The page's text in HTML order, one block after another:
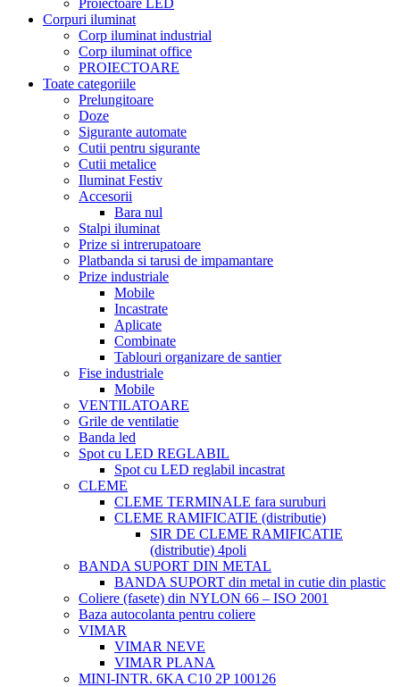
Proiectoare LED
Corpuri iluminat
Corp iluminat industrial
Corp iluminat office
PROIECTOARE
Toate categoriile
Prelungitoare
Doze
Sigurante automate
Cutii pentru sigurante
Cutii metalice
Iluminat Festiv
Accesorii
Bara nul
Stalpi iluminat
Prize si intrerupatoare
Platbanda si tarusi de impamantare
Prize industriale
Mobile
Incastrate
Aplicate
Combinate
Tablouri organizare de santier
Fise industriale
Mobile
VENTILATOARE
Grile de ventilatie
Banda led
Spot cu LED REGLABIL
Spot cu LED reglabil incastrat
CLEME
CLEME TERMINALE fara suruburi
CLEME RAMIFICATIE (distributie)
SIR DE CLEME RAMIFICATIE
(distributie) 4poli
BANDA SUPORT DIN METAL
BANDA SUPORT din metal in cutie din plastic
Coliere (fasete) din NYLON 66 – ISO 2001
Baza autocolanta pentru coliere
VIMAR
VIMAR NEVE
VIMAR PLANA
MINI-INTR. 6KA C10 2P 100126